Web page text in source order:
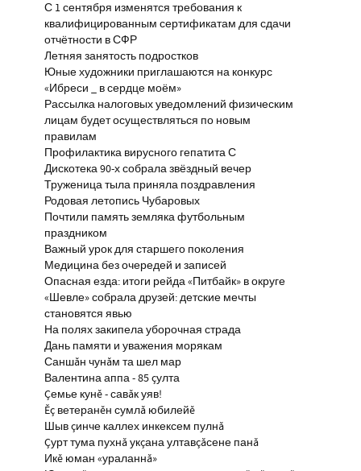
С 1 сентября изменятся требования к
квалифицированным сертификатам для сдачи
отчётности в СФР
Летняя занятость подростков
Юные художники приглашаются на конкурс
«Ибреси _ в сердце моём»
Рассылка налоговых уведомлений физическим
лицам будет осуществляться по новым
правилам
Профилактика вирусного гепатита С
Дискотека 90-х собрала звёздный вечер
Труженица тыла приняла поздравления
Родовая летопись Чубаровых
Почтили память земляка футбольным
праздником
Важный урок для старшего поколения
Медицина без очередей и записей
Опасная езда: итоги рейда «Питбайк» в округе
«Шевле» собрала друзей: детские мечты
становятся явью
На полях закипела уборочная страда
Дань памяти и уважения морякам
Саншăн чунăм та шел мар
Валентина аппа - 85 çулта
Çемье кунĕ - савăк уяв!
Ĕç ветеранĕн сумлă юбилейĕ
Шыв çинче каллех инкексем пулнă
Çурт тума пухнă укçана ултавçăсене панă
Икĕ юман «ураланнă»